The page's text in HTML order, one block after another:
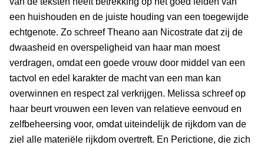
een huishouden en de juiste houding van een toegewijde
echtgenote. Zo schreef Theano aan Nicostrate dat zij de
dwaasheid en overspeligheid van haar man moest
verdragen, omdat een goede vrouw door middel van een
tactvol en edel karakter de macht van een man kan
overwinnen en respect zal verkrijgen. Melissa schreef op
haar beurt vrouwen een leven van relatieve eenvoud en
zelfbeheersing voor, omdat uiteindelijk de rijkdom van de
ziel alle materiële rijkdom overtreft. En Perictione, die zich